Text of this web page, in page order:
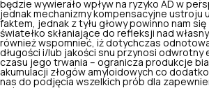
będzie wywierało wpływ na ryzyko AD w
jednak mechanizmy kompensacyjne ustroju
faktem, jednak z tyłu głowy powinno nam
światełko skłaniające do refleksji nad
również wspomnieć, iż dotychczas
długości i/lub jakości snu przynosi odwrotny
czasu jego trwania – ogranicza produkcje
akumulacji złogów amyloidowych co
nas do podjęcia wszelkich prób dla